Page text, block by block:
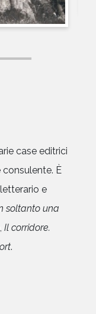
case editrici
È
e
soltanto una
Il corridore.
.